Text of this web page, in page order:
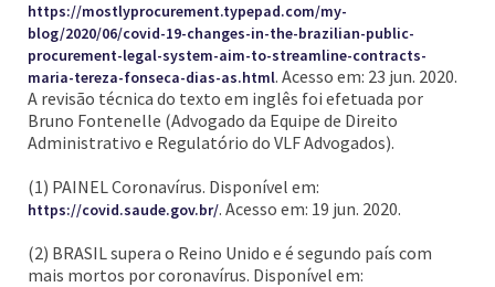
https://mostlyprocurement.typepad.com/my-
blog/2020/06/covid-19-changes-in-the-brazilian-public-
procurement-legal-system-aim-to-streamline-contracts-
maria-tereza-fonseca-dias-as.html. Acesso em: 23 jun. 2020.
A revisão técnica do texto em inglês foi efetuada por
Bruno Fontenelle (Advogado da Equipe de Direito
Administrativo e Regulatório do VLF Advogados).
(1) PAINEL Coronavírus. Disponível em:
https://covid.saude.gov.br/. Acesso em: 19 jun. 2020.
(2) BRASIL supera o Reino Unido e é segundo país com
mais mortos por coronavírus. Disponível em: